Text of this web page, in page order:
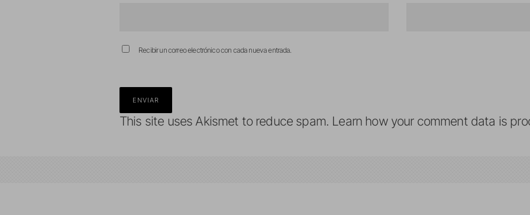
Recibir un correo electrónico con cada nueva entrada.
This site uses Akismet to reduce spam. Learn how your comment data is